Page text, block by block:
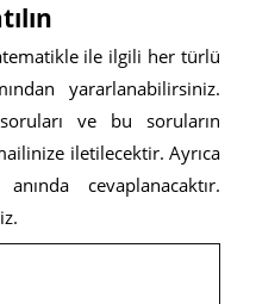
ile ilgili her türlü
yararlanabilirsiniz.
ve bu soruların
iletilecektir. Ayrıca
cevaplanacaktır.